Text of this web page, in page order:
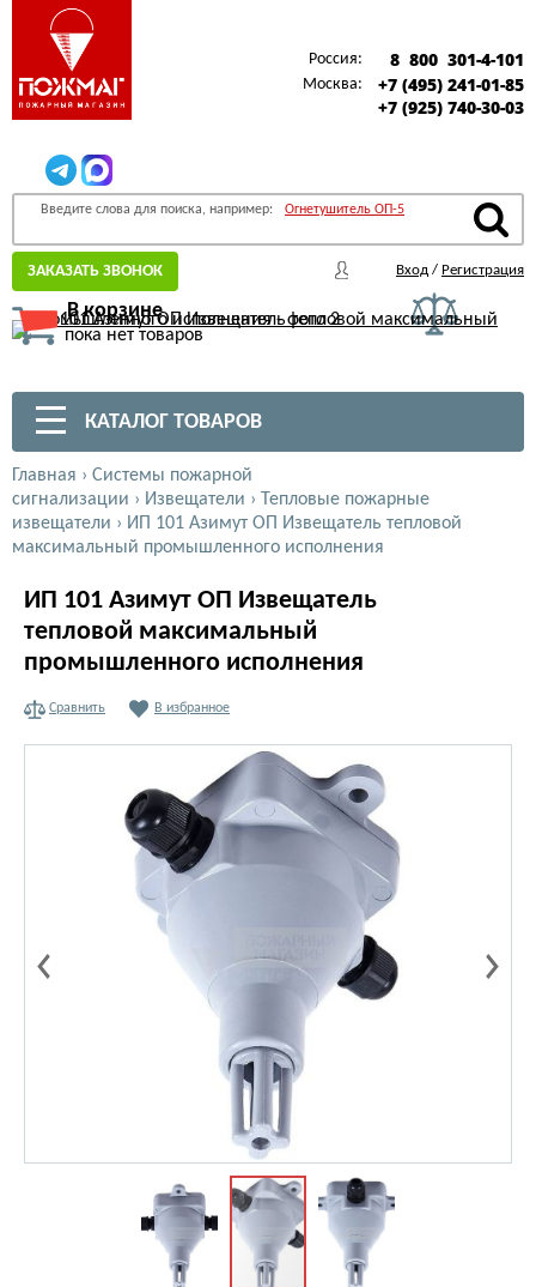
Россия: 8 800 301-4-101
Москва:
+7 (495) 241-01-85
+7 (925) 740-30-03
Введите слова для поиска, например: Огнетушитель ОП-5
ЗАКАЗАТЬ ЗВОНОК Вход / Регистрация
В корзине
пока нет товаров
КАТАЛОГ ТОВАРОВ
Главная › Системы пожарной
сигнализации › Извещатели ›
Тепловые пожарные
извещатели › ИП 101 Азимут ОП Извещатель тепловой
максимальный промышленного исполнения
ИП 101 Азимут ОП Извещатель
тепловой максимальный
промышленного исполнения
Сравнить В избранное